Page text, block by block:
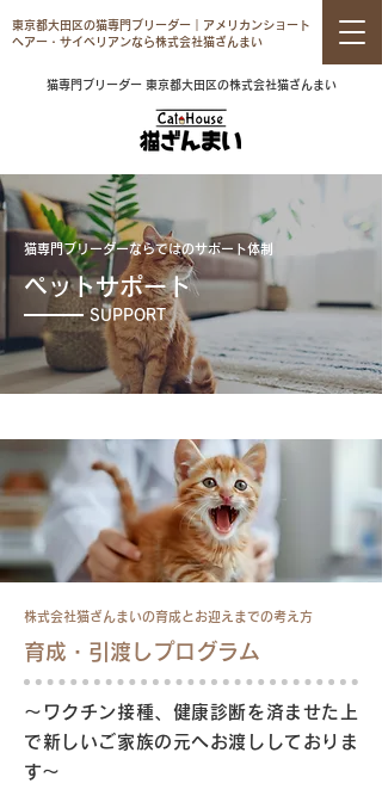
東京都大田区の猫専門ブリーダー｜アメリカンショート
ヘアー・サイベリアンなら株式会社猫ざんまい
猫専門ブリーダー 東京都大田区の株式会社猫ざんまい
猫専門ブリーダーならではのサポート体制
ペットサポート
SUPPORT
株式会社猫ざんまいの育成とお迎えまでの考え方
育成・引渡しプログラム
～ワクチン接種、健康診断を済ませた上
で新しいご家族の元へお渡ししておりま
す～